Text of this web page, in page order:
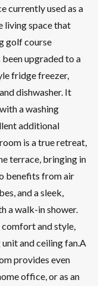
currently used as a
living space that
golf course
upgraded to a
fridge freezer,
dishwasher. It
a washing
additional
is a true retreat,
terrace, bringing in
benefits from air
and a sleek,
a walk-in shower.
and style,
and ceiling fan.A
provides even
office, or as an